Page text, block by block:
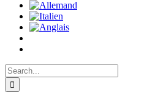
Search
for: